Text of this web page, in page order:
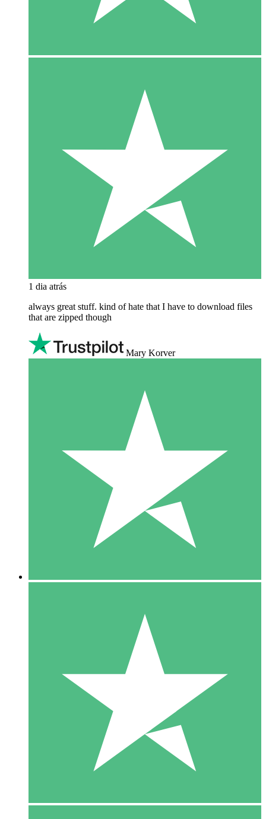
1 dia atrás
always great stuff. kind of hate that I have to download files
that are zipped though
Mary Korver